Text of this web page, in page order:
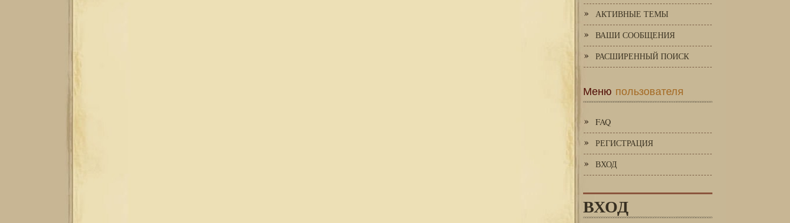
АКТИВНЫЕ ТЕМЫ
ВАШИ СООБЩЕНИЯ
РАСШИРЕННЫЙ ПОИСК
Меню пользователя
FAQ
РЕГИСТРАЦИЯ
ВХОД
ВХОД